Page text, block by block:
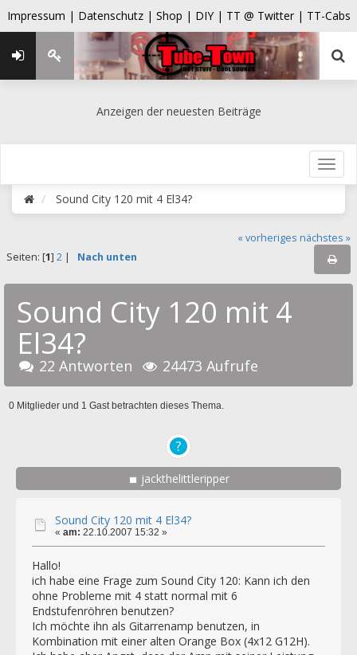
Impressum | Datenschutz | Shop | DIY | TT @ Twitter | TT-Cabs
Anzeigen der neuesten Beiträge
Sound City 120 mit 4 El34?
« vorheriges nächstes »
Seiten: [1] 2| Nach unten
Sound City 120 mit 4
El34?
22 Antworten 24473 Aufrufe
0 Mitglieder und 1 Gast betrachten dieses Thema.
jackthelittleripper
Sound City 120 mit 4 El34?
« am: 22.10.2007 15:32 »
Hallo!
ich habe eine Frage zum Sound City 120: Kann ich den
ohne Probleme mit 4 statt normal mit 6
Endstufenröhren benutzen?
Ich möchte ihn als Gitarrenamp benutzen, in
Kombination mit einer alten Orange Box (4x12 G12H).